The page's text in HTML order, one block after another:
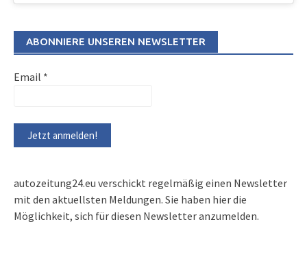
ABONNIERE UNSEREN NEWSLETTER
Email *
autozeitung24.eu verschickt regelmäßig einen Newsletter
mit den aktuellsten Meldungen. Sie haben hier die
Möglichkeit, sich für diesen Newsletter anzumelden.